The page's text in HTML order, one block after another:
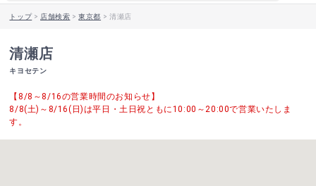
トップ> 店舗検索 >東京都 > 清瀬店
清瀬店
キヨセテン
【8/8～8/16の営業時間のお知らせ】
8/8(土)～8/16(日)は平日・土日祝ともに10:00～20:00で営業いたしま
す。